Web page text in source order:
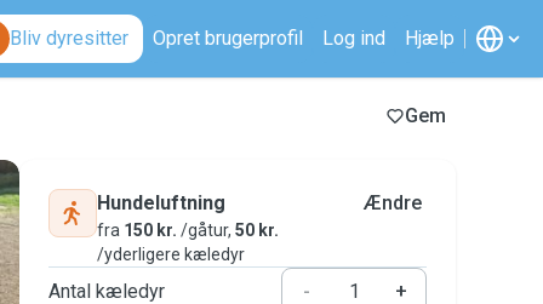
Bliv dyresitter Opret brugerprofil Log ind Hjælp
Gem
Hundeluftning
fra 150 kr. /gåtur, 50 kr.
/yderligere kæledyr
Ændre
Antal kæledyr -
+